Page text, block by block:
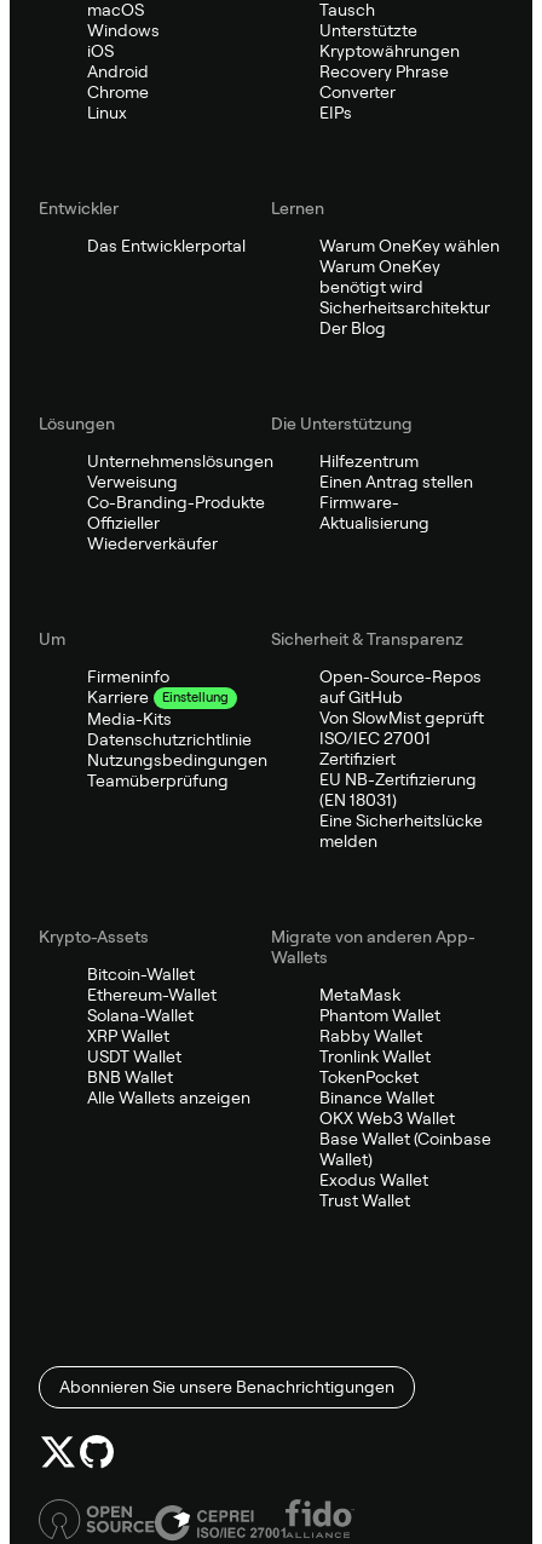
macOS
Windows
iOS
Android
Chrome
Linux
Tausch
Unterstützte
Kryptowährungen
Recovery Phrase
Converter
EIPs
Entwickler
Das Entwicklerportal
Lernen
Warum OneKey wählen
Warum OneKey
benötigt wird
Sicherheitsarchitektur
Der Blog
Lösungen
Unternehmenslösungen
Verweisung
Co-Branding-Produkte
Offizieller
Wiederverkäufer
Die Unterstützung
Hilfezentrum
Einen Antrag stellen
Firmware-
Aktualisierung
Um
Firmeninfo
Karriere
Einstellung
Media-Kits
Datenschutzrichtlinie
Nutzungsbedingungen
Teamüberprüfung
Sicherheit & Transparenz
Open-Source-Repos
auf GitHub
Von SlowMist geprüft
ISO/IEC 27001
Zertifiziert
EU NB-Zertifizierung
(EN 18031)
Eine Sicherheitslücke
melden
Krypto-Assets
Bitcoin-Wallet
Ethereum-Wallet
Solana-Wallet
XRP Wallet
USDT Wallet
BNB Wallet
Alle Wallets anzeigen
Migrate von anderen App-
Wallets
MetaMask
Phantom Wallet
Rabby Wallet
Tronlink Wallet
TokenPocket
Binance Wallet
OKX Web3 Wallet
Base Wallet (Coinbase
Wallet)
Exodus Wallet
Trust Wallet
Abonnieren Sie unsere Benachrichtigungen